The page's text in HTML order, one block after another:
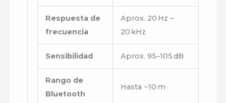
Respuesta de
frecuencia
Aprox. 20 Hz –
20 kHz
Sensibilidad Aprox. 95–105 dB
Rango de
Bluetooth
Hasta ~10 m